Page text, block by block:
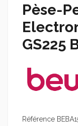
Pèse-
GS225
Référence